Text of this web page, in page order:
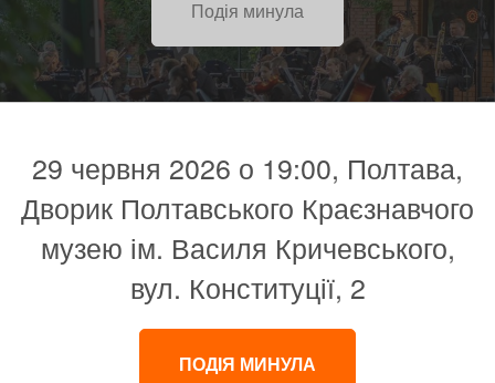
Подія минула
29 червня 2026 о 19:00, Полтава,
Дворик Полтавського Краєзнавчого
музею ім. Василя Кричевського,
вул. Конституції, 2
ПОДІЯ МИНУЛА